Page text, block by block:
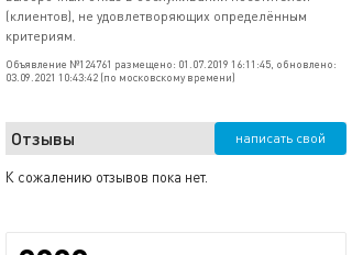
(клиентов), не удовлетворяющих определённым
критериям.
Объявление №124761 размещено: 01.07.2019 16:11:45, обновлено:
03.09.2021 10:43:42 (по московскому времени)
Отзывы написать свой
К сожалению отзывов пока нет.